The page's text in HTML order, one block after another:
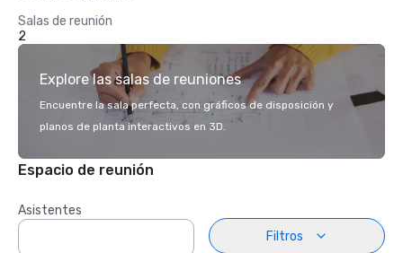
Salas de reunión
2
Explore las salas de reuniones
Encuentre la sala perfecta, con gráficos de disposición y
planos de planta interactivos en 3D.
Espacio de reunión
Asistentes
Filtros